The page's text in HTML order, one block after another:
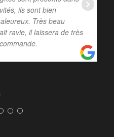
ils sont bien
Très beau
ravie, il laissera de très